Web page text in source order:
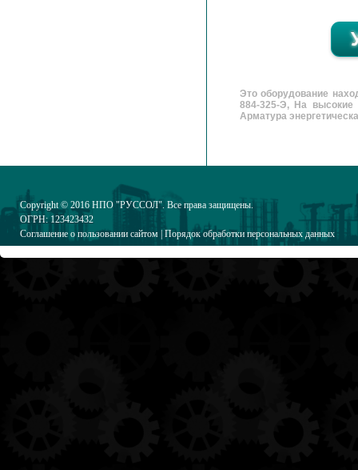
Это оборудование
884-325-Э, На
Арматура
Copyright © 2016 НПО "РУССОЛ". Все права защищены.
ОГРН: 123423432
Соглашение о пользовании сайтом Порядок обработки персональных данных